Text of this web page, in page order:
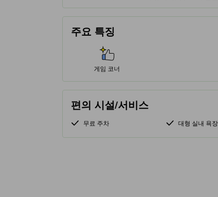
주요 특징
게임 코너
편의 시설/서비스
무료 주차 대형 실내 욕장